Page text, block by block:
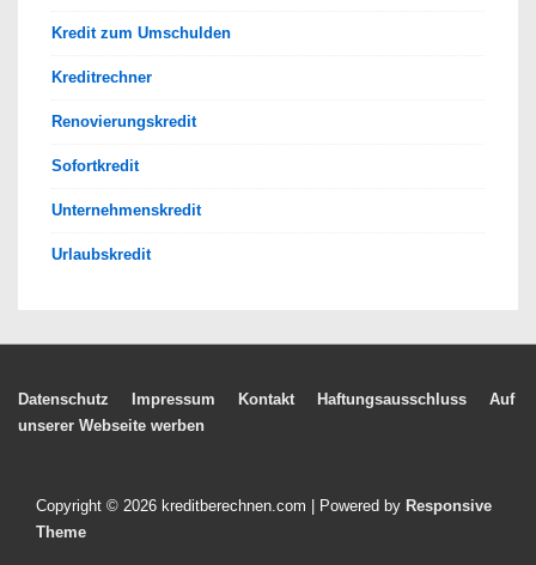
Kredit zum Umschulden
Kreditrechner
Renovierungskredit
Sofortkredit
Unternehmenskredit
Urlaubskredit
Footer-
Datenschutz Impressum Kontakt Haftungsausschluss
Auf
unserer Webseite werben
Copyright © 2026 kreditberechnen.com | Powered by Responsive
Theme